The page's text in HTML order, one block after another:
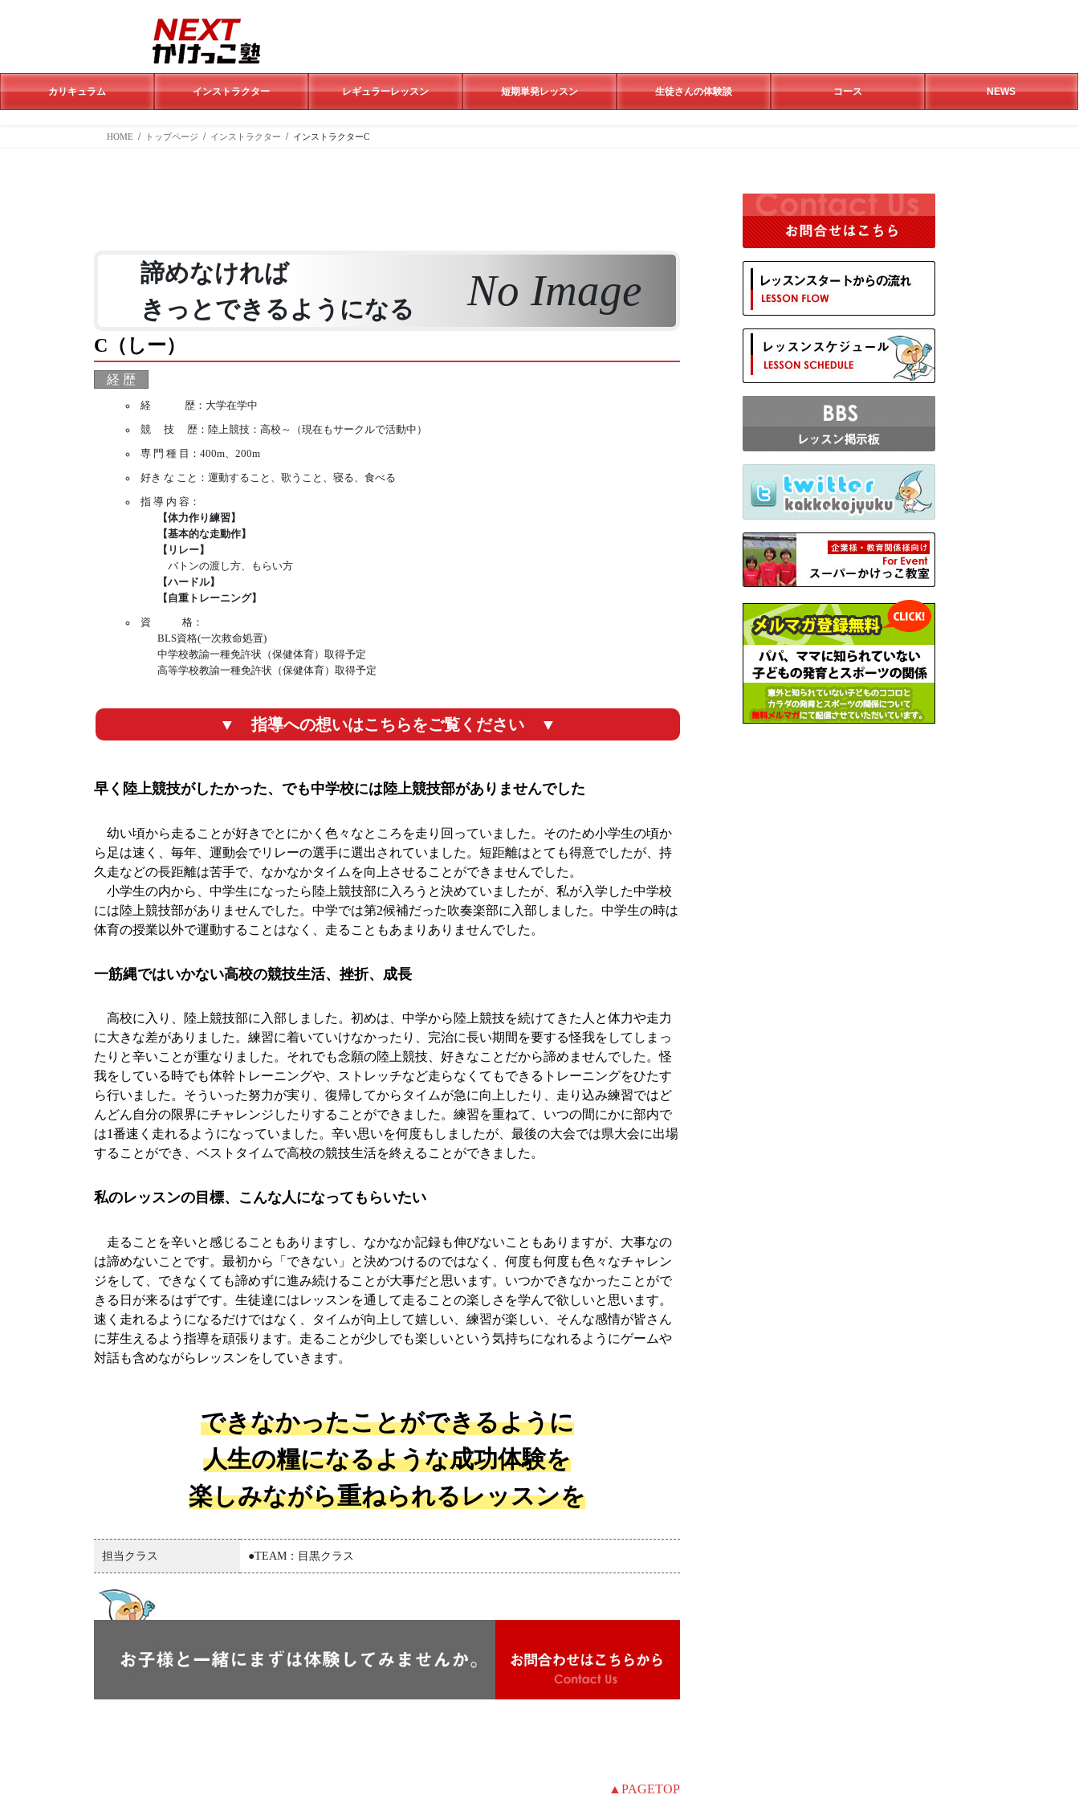
ツ
へ
ス
シ
ョ
ン
カリキュラム インストラクター レギュラーレッスン 短期単発レッスン 生徒さんの体験談 コース NEWS
HOME トップページ インストラクター インストラクターC
諦めなければ
きっとできるようになる
No Image
C（しー）
経 歴
経 歴： 大学在学中
競 技 歴： 陸上競技：高校～（現在もサークルで活動中）
専 門 種 目：400m、200m
好き な こと：運動すること、歌うこと、寝る、食べる
指 導 内 容：
【体力作り練習】
【基本的な走動作】
【リレー】
バトンの渡し方、もらい方
【ハードル】
【自重トレーニング】
資 格：
BLS資格(一次救命処置)
中学校教諭一種免許状（保健体育）取得予定
高等学校教諭一種免許状（保健体育）取得予定
▼ 指導への想いはこちらをご覧ください ▼
早く陸上競技がしたかった、でも中学校には陸上競技部がありませんでした
幼い頃から走ることが好きでとにかく色々なところを走り回っていました。そのため小学生の頃か
ら足は速く、毎年、運動会でリレーの選手に選出されていました。短距離はとても得意でしたが、持
久走などの長距離は苦手で、なかなかタイムを向上させることができませんでした。
小学生の内から、中学生になったら陸上競技部に入ろうと決めていましたが、私が入学した中学校
には陸上競技部がありませんでした。中学では第2候補だった吹奏楽部に入部しました。中学生の時は
体育の授業以外で運動することはなく、走ることもあまりありませんでした。
一筋縄ではいかない高校の競技生活、挫折、成長
高校に入り、陸上競技部に入部しました。初めは、中学から陸上競技を続けてきた人と体力や走力
に大きな差がありました。練習に着いていけなかったり、完治に長い期間を要する怪我をしてしまっ
たりと辛いことが重なりました。それでも念願の陸上競技、好きなことだから諦めませんでした。怪
我をしている時でも体幹トレーニングや、ストレッチなど走らなくてもできるトレーニングをひたす
ら行いました。そういった努力が実り、復帰してからタイムが急に向上したり、走り込み練習ではど
んどん自分の限界にチャレンジしたりすることができました。練習を重ねて、いつの間にかに部内で
は1番速く走れるようになっていました。辛い思いを何度もしましたが、最後の大会では県大会に出場
することができ、ベストタイムで高校の競技生活を終えることができました。
私のレッスンの目標、こんな人になってもらいたい
走ることを辛いと感じることもありますし、なかなか記録も伸びないこともありますが、大事なの
は諦めないことです。最初から「できない」と決めつけるのではなく、何度も何度も色々なチャレン
ジをして、できなくても諦めずに進み続けることが大事だと思います。いつかできなかったことがで
きる日が来るはずです。生徒達にはレッスンを通して走ることの楽しさを学んで欲しいと思います。
速く走れるようになるだけではなく、タイムが向上して嬉しい、練習が楽しい、そんな感情が皆さん
に芽生えるよう指導を頑張ります。走ることが少しでも楽しいという気持ちになれるようにゲームや
対話も含めながらレッスンをしていきます。
できなかったことができるように
人生の糧になるような成功体験を
楽しみながら重ねられるレッスンを
担当クラス ●TEAM：目黒クラス
▲PAGETOP